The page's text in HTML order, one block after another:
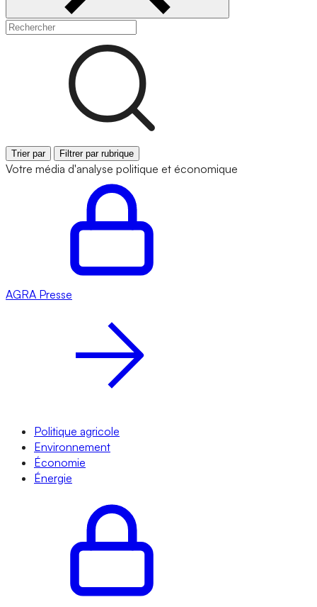
Trier par Filtrer par rubrique
Votre média d'analyse politique et économique
AGRA Presse
Politique agricole
Environnement
Économie
Énergie